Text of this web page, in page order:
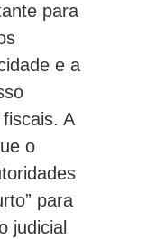
para
e a
A
o
para
judicial